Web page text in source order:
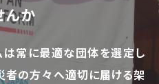
んか
は常に最適な団体を選定し
者の方々へ適切に届ける架